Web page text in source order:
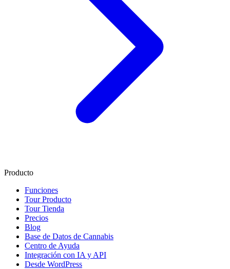
Producto
Funciones
Tour Producto
Tour Tienda
Precios
Blog
Base de Datos de Cannabis
Centro de Ayuda
Integración con IA y API
Desde WordPress